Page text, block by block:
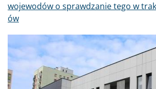
wojewodów o sprawdzanie tego w
ów